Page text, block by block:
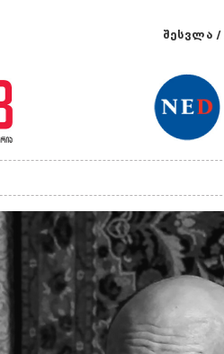
შესვლა /